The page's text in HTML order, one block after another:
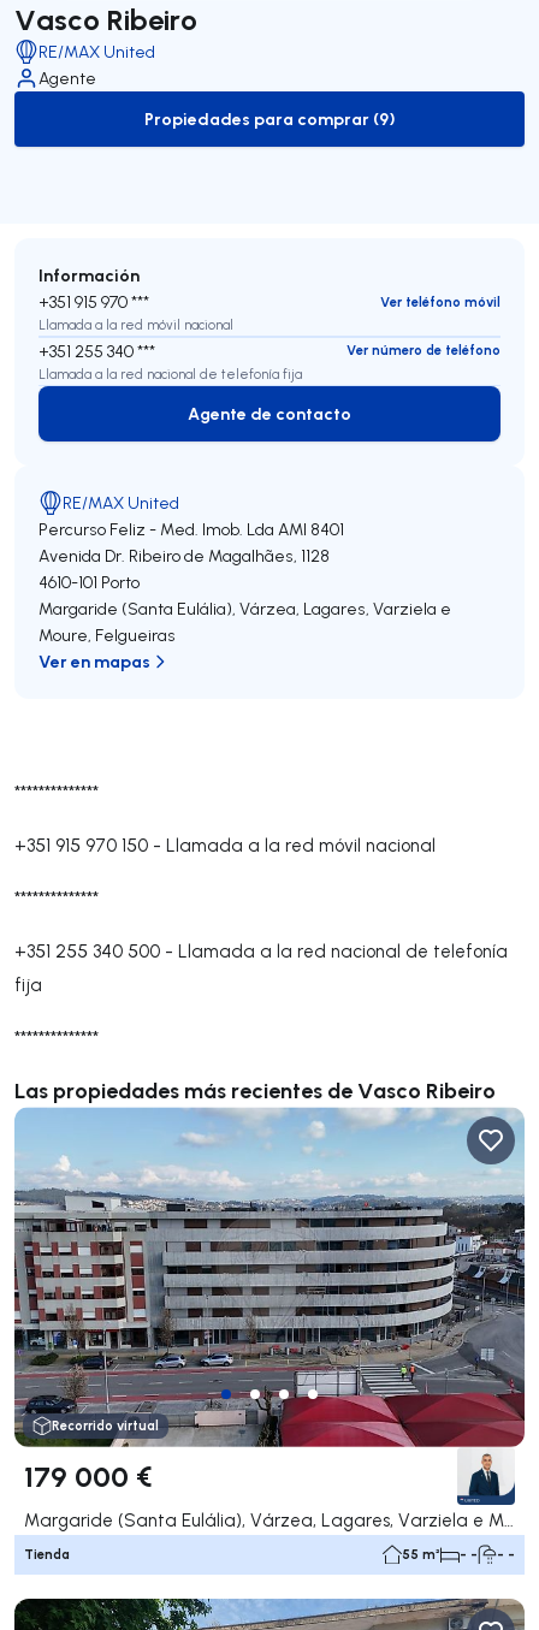
Vasco Ribeiro
RE/MAX United
Agente
to-buy-listing
Propiedades para comprar (9)
**************
+351 915 970 150 - Llamada a la red móvil nacional
**************
+351 255 340 500 - Llamada a la red nacional de telefonía
fija
**************
Las propiedades más recientes de Vasco Ribeiro
Recorrido virtual
179 000 €
Margaride (Santa Eulália), Várzea, Lagares, Varziela e Moure, Felgueiras
Tienda 55 m² - - - -
Información
+351 915 970 ***
Ver teléfono móvil
Llamada a la red móvil nacional
+351 255 340 ***
Ver número de teléfono
Llamada a la red nacional de telefonía fija
Agente de contacto
Agente de contacto
RE/MAX United
Percurso Feliz - Med. Imob. Lda AMI 8401
Avenida Dr. Ribeiro de Magalhães, 1128
4610-101 Porto
Margaride (Santa Eulália), Várzea, Lagares, Varziela e
Moure, Felgueiras
Ver en mapas